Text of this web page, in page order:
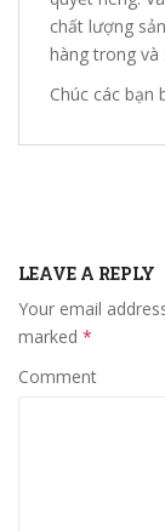
chất lượng
hàng trong và
Chúc các bạn
LEAVE A REPLY
Your email
marked *
Comment